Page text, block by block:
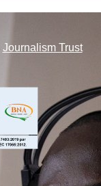
Journalism Trust